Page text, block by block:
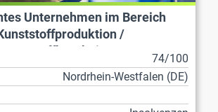
Unternehmen im Bereich
/
Kunststoffbearbeitung
74/100
Nordrhein-Westfalen (DE)